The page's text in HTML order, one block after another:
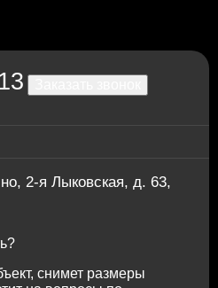
2-я Лыковская, д. 63,
снимет размеры